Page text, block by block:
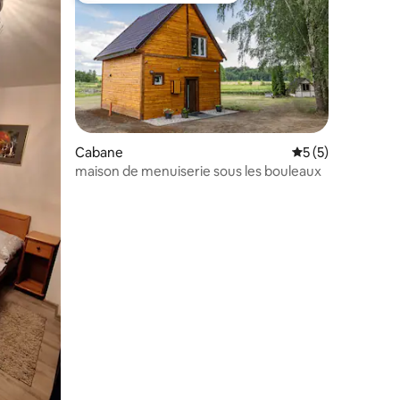
: 5 sur 5
Cabane Évaluation
5 (5)
maison de menuiserie sous les bouleaux